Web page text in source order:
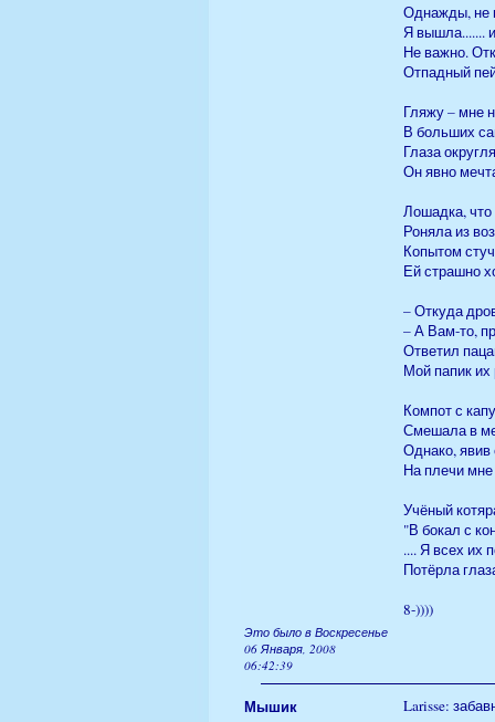
Однажды, не
Я вышла.......
Не важно.
Отпадный
Гляжу – мне
В больших
Глаза
Он явно
Лошадка, что
Роняла из
Копытом
Ей страшно
– Откуда
– А Вам-то,
Ответил
Мой папик их
Компот с
Смешала в
Однако, явив
На плечи
Учёный
"В бокал с
.... Я всех их
Потёрла
8-))))
Это было в Воскресенье
06 Января, 2008
06:42:39
Мышик
Larisse: